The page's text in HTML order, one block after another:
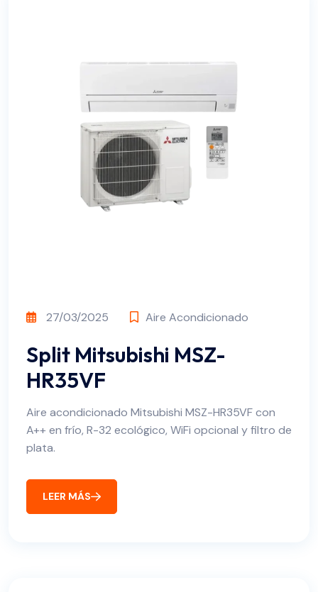
27/03/2025 Aire Acondicionado
Split Mitsubishi MSZ-
HR35VF
Aire acondicionado Mitsubishi MSZ-HR35VF con
A++ en frío, R-32 ecológico, WiFi opcional y filtro de
plata.
LEER MÁS